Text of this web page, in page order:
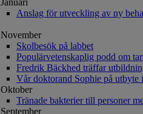
Anslag för utveckling av ny
November
Skolbesök på labbet
Populärvetenskaplig podd om
Fredrik Bäckhed träffar
Vår doktorand Sophie på utbyte
Oktober
Tränade bakterier till personer
September